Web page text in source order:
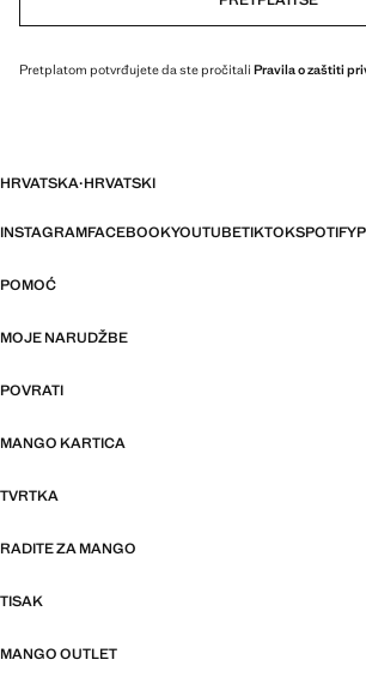
Pretplatom potvrđujete da ste pročitali Pravila o zaštiti
HRVATSKA·HRVATSKI
INSTAGRAMFACEBOOKYOUTUBETIKTOKSPOTIFY
POMOĆ
MOJE NARUDŽBE
POVRATI
MANGO KARTICA
TVRTKA
RADITE ZA MANGO
TISAK
MANGO OUTLET